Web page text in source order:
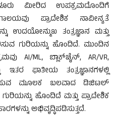
ಮೀರಿದ ಉಪಕ್ರಮದೊಂದಿಗೆ
ಪ್ರಾದೇಶಿಕ ನಾವೀನ್ಯತೆ
ಉದಯೋನ್ಮುಖ ತಂತ್ರಜ್ಞಾನ ಮತ್ತು
ಗುರಿಯನ್ನು ಹೊಂದಿದೆ. ಮುಂದಿನ
AI/ML, ಬ್ಲಾಕ್‌ಚೈನ್, AR/VR,
ಘಾತೀಯ ತಂತ್ರಜ್ಞಾನಗಳಲ್ಲಿ
ಮೂಲಕ ಬಲವಾದ ಡಿಜಿಟಲ್
ಹೊಂದಿದೆ ಮತ್ತು ಪ್ರಾದೇಶಿಕ
ಅಭಿವೃದ್ಧಿಪಡಿಸುತ್ತದೆ.